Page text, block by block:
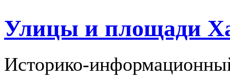
Улицы и площади
Историко-